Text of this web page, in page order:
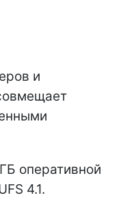
и
оперативной
4.1.